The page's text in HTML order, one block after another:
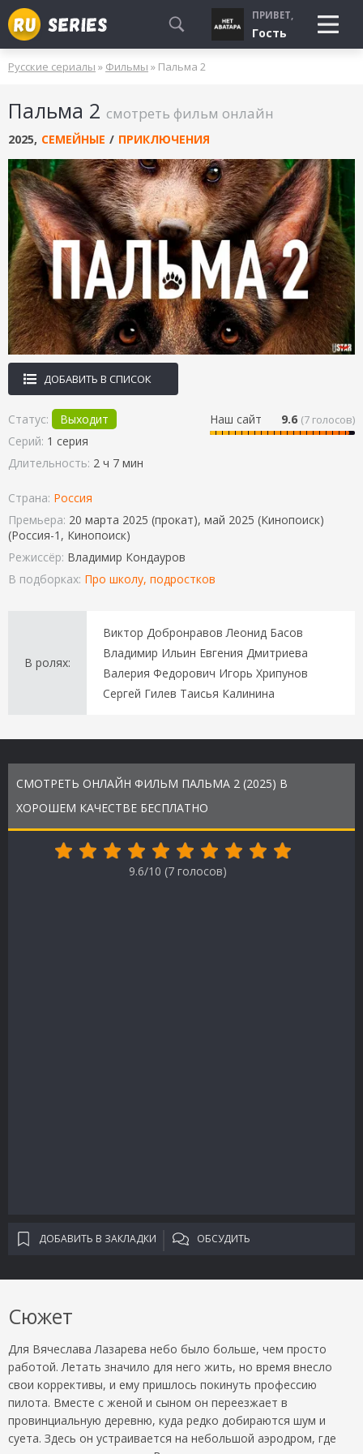
СМОТРЮ
БУДУ СМОТРЕТЬ
УЖЕ СМОТРЕЛ
ПРИВЕТ,
Гость
Русские сериалы » Фильмы » Пальма 2
Пальма 2 смотреть фильм онлайн
2025, СЕМЕЙНЫЕ / ПРИКЛЮЧЕНИЯ
ДОБАВИТЬ В СПИСОК
Наш сайт 9.6 (7 голосов)
Статус:
Выходит
Серий: 1 серия
Длительность: 2 ч 7 мин
Страна: Россия
Премьера: 20 марта 2025 (прокат), май 2025 (Кинопоиск)
(Россия-1, Кинопоиск)
Режиссёр: Владимир Кондауров
В подборках: Про школу, подростков
В ролях:
Виктор Добронравов Леонид Басов
Владимир Ильин Евгения Дмитриева
Валерия Федорович Игорь Хрипунов
Сергей Гилев Таисья Калинина
СМОТРЕТЬ ОНЛАЙН ФИЛЬМ ПАЛЬМА 2 (2025) В
ХОРОШЕМ КАЧЕСТВЕ БЕСПЛАТНО
9.6/10 (7голосов)
ДОБАВИТЬ В ЗАКЛАДКИ ОБСУДИТЬ
Сюжет
Для Вячеслава Лазарева небо было больше, чем просто
работой. Летать значило для него жить, но время внесло
свои коррективы, и ему пришлось покинуть профессию
пилота. Вместе с женой и сыном он переезжает в
провинциальную деревню, куда редко добираются шум и
суета. Здесь он устраивается на небольшой аэродром, где